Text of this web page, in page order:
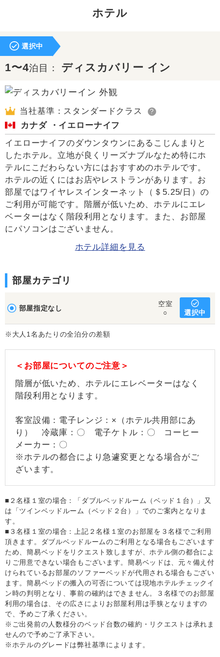
ホテル
選択中
1〜4泊目： ディスカバリー イン
当社基準：スタンダードクラス ?
カナダ ・イエローナイフ
イエローナイフのダウンタウンにあるこじんまりと
したホテル。立地が良くリーズナブルなため特にホ
テルにこだわらない方にはおすすめのホテルです。
ホテルの近くにはお店やレストランがあります。お
部屋ではワイヤレスインターネット（＄5.25/日）の
ご利用が可能です。階層が低いため、ホテルにエレ
ベーターはなく階段利用となります。また、お部屋
にパソコンはございません。
ホテル詳細を見る
部屋カテゴリ
部屋指定なし
空室
○
選択中
※大人1名あたりの全泊分の差額
＜お部屋についてのご注意＞
階層が低いため、ホテルにエレベーターはなく
階段利用となります。
客室設備：電子レンジ：×（ホテル共用部にあ
り） 冷蔵庫：〇 電子ケトル：〇 コーヒー
メーカー：〇
※ホテルの都合により急遽変更となる場合がご
ざいます。
■２名様１室の場合：「ダブルベッドルーム（ベッド１台）」又
は「ツインベッドルーム（ベッド２台）」でのご案内となりま
す。
■３名様１室の場合：上記２名様１室のお部屋を３名様でご利用
頂きます。ダブルベッドルームのご利用となる場合もございます
ため、簡易ベッドをリクエスト致しますが、ホテル側の都合によ
りご用意できない場合もございます。簡易ベッドは、元々備え付
けられているお部屋のソファーベッドが代用される場合もござい
ます。簡易ベッドの搬入の可否については現地ホテルチェックイ
ン時の判明となり、事前の確約はできません。３名様でのお部屋
利用の場合は、その広さによりお部屋利用は手狭となりますの
で、予めご了承ください。
※ご出発前の人数様分のベッド台数の確約・リクエストは承れま
せんので予めご了承下さい。
※ホテルのグレードは弊社基準によります。